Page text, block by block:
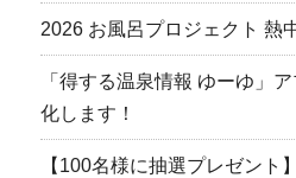
2026 お風呂プロジェクト 熱
「得する温泉情報 ゆーゆ」
化します！
【100名様に抽選プレゼント